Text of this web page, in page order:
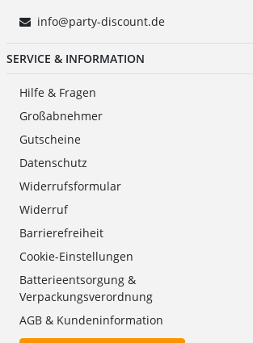
info@party-discount.de
SERVICE & INFORMATION
Hilfe & Fragen
Großabnehmer
Gutscheine
Datenschutz
Widerrufsformular
Widerruf
Barrierefreiheit
Cookie-Einstellungen
Batterieentsorgung &
Verpackungsverordnung
AGB & Kundeninformation